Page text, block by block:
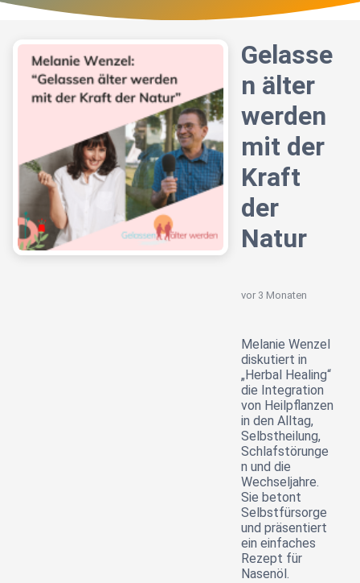
Gelasse
n älter
werden
mit der
Kraft
der
Natur
vor 3 Monaten
Melanie Wenzel
diskutiert in
„Herbal Healing“
die Integration
von Heilpflanzen
in den Alltag,
Selbstheilung,
Schlafstörunge
n und die
Wechseljahre.
Sie betont
Selbstfürsorge
und präsentiert
ein einfaches
Rezept für
Nasenöl.